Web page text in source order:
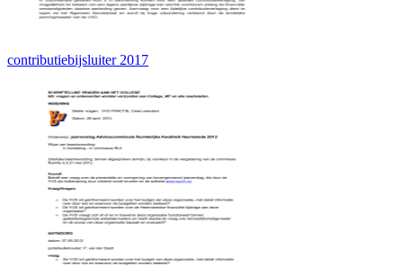
contributiebijsluiter 2017